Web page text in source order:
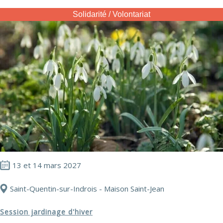
Solidarité / Volontariat
13 et 14 mars 2027
Saint-Quentin-sur-Indrois - Maison Saint-Jean
Session jardinage d'hiver